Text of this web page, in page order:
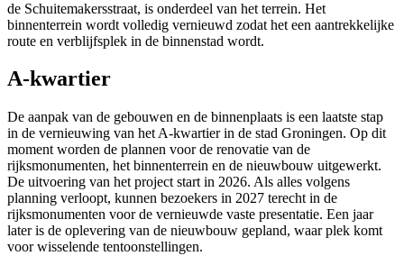
de Schuitemakersstraat, is onderdeel van het terrein. Het
binnenterrein wordt volledig vernieuwd zodat het een aantrekkelijke
route en verblijfsplek in de binnenstad wordt.
A-kwartier
De aanpak van de gebouwen en de binnenplaats is een laatste stap
in de vernieuwing van het A-kwartier in de stad Groningen. Op dit
moment worden de plannen voor de renovatie van de
rijksmonumenten, het binnenterrein en de nieuwbouw uitgewerkt.
De uitvoering van het project start in 2026. Als alles volgens
planning verloopt, kunnen bezoekers in 2027 terecht in de
rijksmonumenten voor de vernieuwde vaste presentatie. Een jaar
later is de oplevering van de nieuwbouw gepland, waar plek komt
voor wisselende tentoonstellingen.